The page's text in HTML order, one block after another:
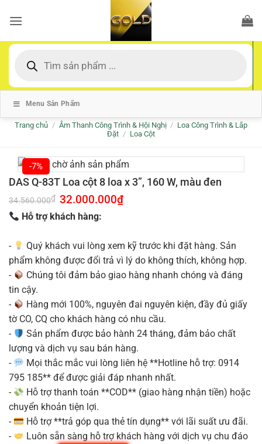
qua
dung
kiếm
Menu Sản Phẩm
Trang chủ / Âm Thanh Công Trình & Hội Nghị / Loa Công Trình & Lắp
Đặt / Loa Cột
-7%
DAS Q-83T Loa cột 8 loa x 3”, 160 W, màu đen
34.560.000₫ Giá
gốc
là:
34.560.000₫.
32.000.000₫Giá
Hỗ trợ khách hàng:
-
Quý khách vui lòng xem kỹ trước khi đặt hàng. Sản
phẩm không được đổi trả vì lý do không thích, không hợp.
-
Chúng tôi đảm bảo giao hàng nhanh chóng và đáng
tin cậy.
-
Hàng mới 100%, nguyên đai nguyên kiện, đầy đủ giấy
tờ CO, CQ cho khách hàng có nhu cầu.
-
Sản phẩm được bảo hành 24 tháng, đảm bảo chất
lượng và dịch vụ sau bán hàng.
-
Mọi thắc mắc vui lòng liên hệ **Hotline hỗ trợ: 0914
795 185** để được giải đáp nhanh nhất.
-
Hỗ trợ thanh toán **COD** (giao hàng nhận tiền) hoặc
chuyển khoản tiện lợi.
-
Hỗ trợ **trả góp qua thẻ tín dụng** với lãi suất ưu đãi.
-
Luôn sẵn sàng hỗ trợ khách hàng với dịch vụ chu đáo